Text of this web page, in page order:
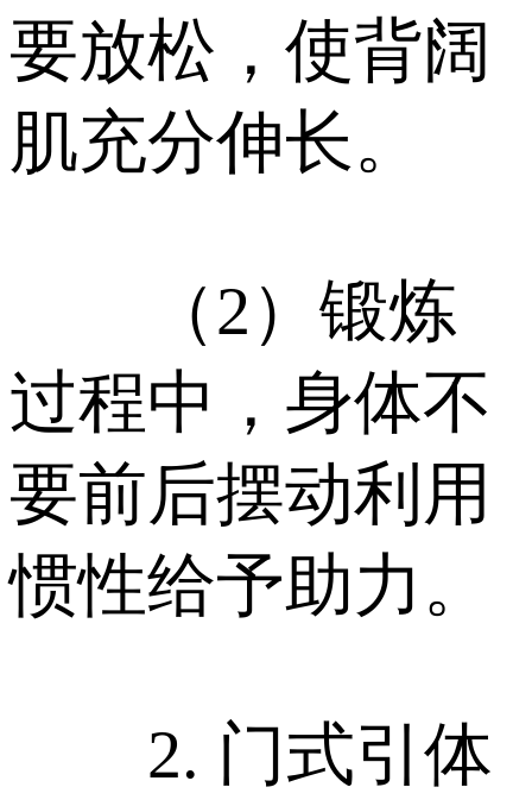
要放松，使背阔
肌充分伸长。
（2）锻炼
过程中，身体不
要前后摆动利用
惯性给予助力。
2. 门式引体